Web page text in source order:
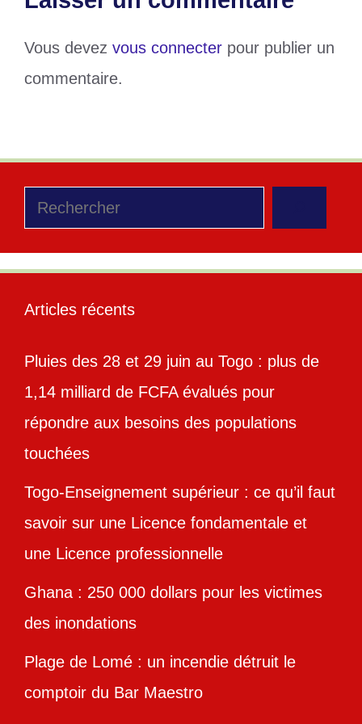
Vous devez vous connecter pour publier un
commentaire.
Rechercher
Articles récents
Pluies des 28 et 29 juin au Togo : plus de
1,14 milliard de FCFA évalués pour
répondre aux besoins des populations
touchées
Togo-Enseignement supérieur : ce qu’il faut
savoir sur une Licence fondamentale et
une Licence professionnelle
Ghana : 250 000 dollars pour les victimes
des inondations
Plage de Lomé : un incendie détruit le
comptoir du Bar Maestro